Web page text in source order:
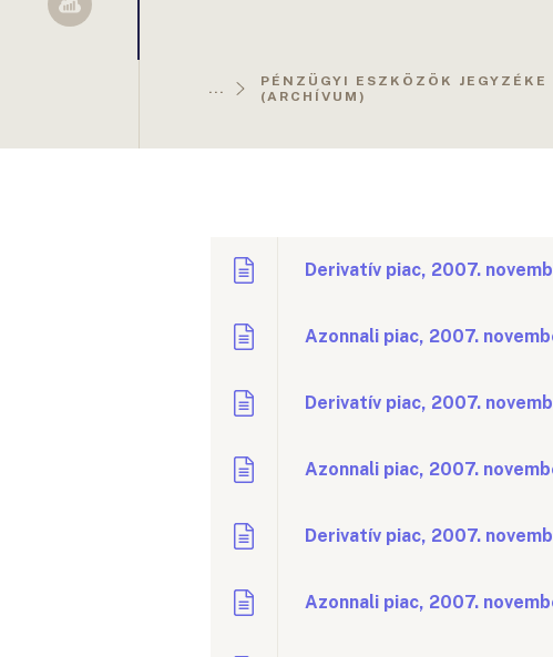
Sellsy
...
PÉNZÜGYI ESZKÖZÖK JEGYZÉKE
(ARCHÍVUM)
Derivatív piac, 2007.
Azonnali piac, 2007.
Derivatív piac, 2007.
Azonnali piac, 2007.
Derivatív piac, 2007.
Azonnali piac, 2007.